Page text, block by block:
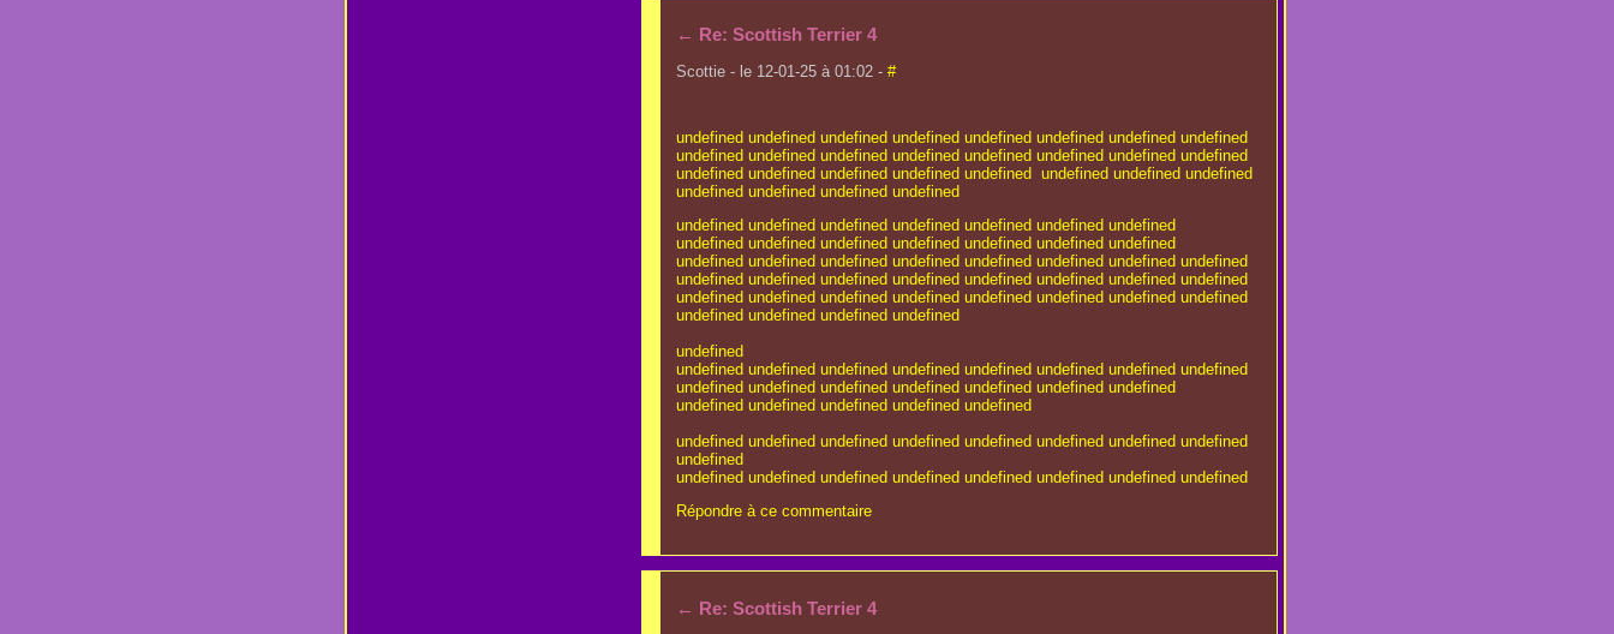
← Re: Scottish Terrier 4
Scottie - le 12-01-25 à 01:02 - #
undefined undefined undefined undefined undefined undefined undefined undefined
undefined undefined undefined undefined undefined undefined undefined undefined
undefined undefined undefined undefined undefined undefined undefined undefined
undefined undefined undefined undefined
undefined undefined undefined undefined undefined undefined undefined
undefined undefined undefined undefined undefined undefined undefined
undefined undefined undefined undefined undefined undefined undefined undefined
undefined undefined undefined undefined undefined undefined undefined undefined
undefined undefined undefined undefined undefined undefined undefined undefined
undefined undefined undefined undefined
undefined
undefined undefined undefined undefined undefined undefined undefined undefined
undefined undefined undefined undefined undefined undefined undefined
undefined undefined undefined undefined undefined
undefined undefined undefined undefined undefined undefined undefined undefined
undefined
undefined undefined undefined undefined undefined undefined undefined undefined
Répondre à ce commentaire
← Re: Scottish Terrier 4